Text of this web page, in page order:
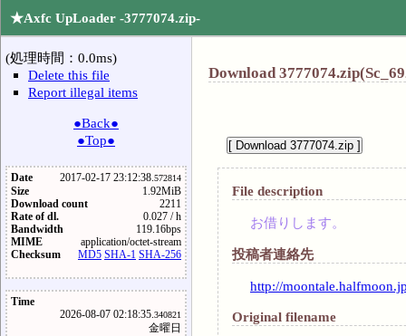
★Axfc UpLoader -3777074.zip-
(処理時間：0.0ms)
Delete this file
Report illegal items
●Back●
●Top●
Date 2017-02-17 23:12:38.572814
Size
1.92MiB
Download count
2211
Rate of dl.
0.027 / h
Bandwidth
119.16bps
MIME
application/octet-stream
Checksum
MD5 SHA-1 SHA-256
Time
2026-08-07 02:18:35.340821
金曜日
Download
File description
お借りします。
投稿者連絡先
http://
Original filename